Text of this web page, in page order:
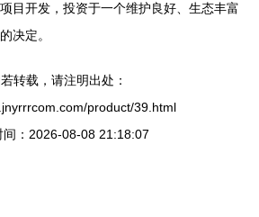
目开发，投资于一个维护良好、生态丰富
决定。
转载，请注明出处：
product/39.html
间：2026-08-08 21:18:07